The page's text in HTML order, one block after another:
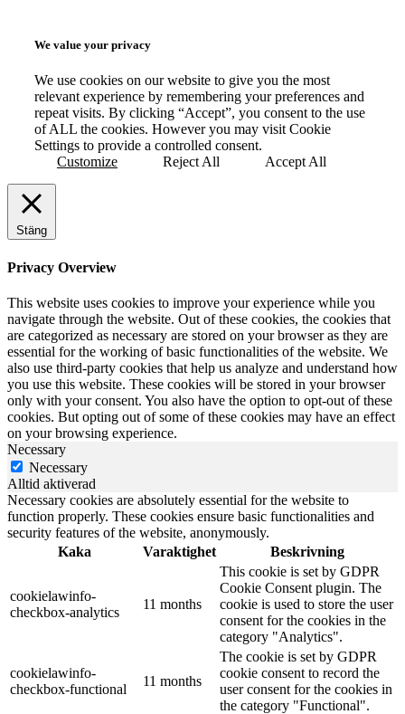
We value your privacy
We use cookies on our website to give you the most
relevant experience by remembering your preferences and
repeat visits. By clicking “Accept”, you consent to the use
of ALL the cookies. However you may visit Cookie
Settings to provide a controlled consent.
Customize
Reject All Accept All
Stäng
Privacy Overview
This website uses cookies to improve your experience while you
navigate through the website. Out of these cookies, the cookies that
are categorized as necessary are stored on your browser as they are
essential for the working of basic functionalities of the website. We
also use third-party cookies that help us analyze and understand how
you use this website. These cookies will be stored in your browser
only with your consent. You also have the option to opt-out of these
cookies. But opting out of some of these cookies may have an effect
on your browsing experience.
Necessary
Necessary
Alltid aktiverad
Necessary cookies are absolutely essential for the website to
function properly. These cookies ensure basic functionalities and
security features of the website, anonymously.
Kaka
Varaktighet Beskrivning
cookielawinfo-
checkbox-analytics
11 months
This cookie is set by GDPR
Cookie Consent plugin. The
cookie is used to store the user
consent for the cookies in the
category "Analytics".
cookielawinfo-
checkbox-functional
11 months
The cookie is set by GDPR
cookie consent to record the
user consent for the cookies in
the category "Functional".